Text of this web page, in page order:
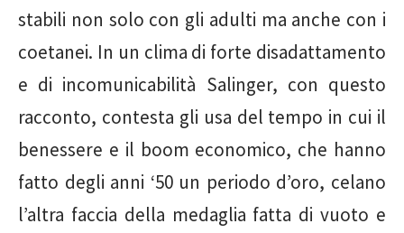
stabili non solo con gli adulti ma anche con i
coetanei. In un clima di forte disadattamento
e di incomunicabilità Salinger, con questo
racconto, contesta gli usa del tempo in cui il
benessere e il boom economico, che hanno
fatto degli anni ‘50 un periodo d’oro, celano
l’altra faccia della medaglia fatta di vuoto e